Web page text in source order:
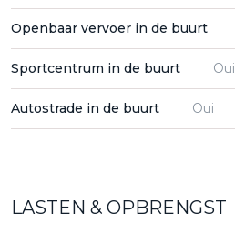
Openbaar vervoer in de buurt
Sportcentrum in de buurt Oui
Autostrade in de buurt Oui
LASTEN & OPBRENGST